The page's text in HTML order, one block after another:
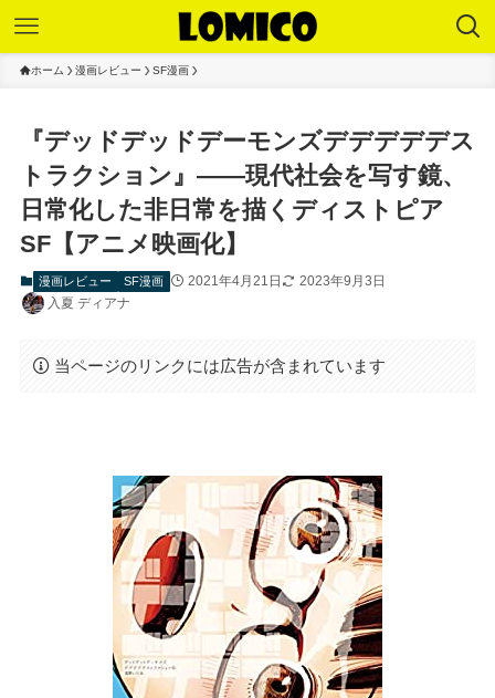
ホーム 漫画レビュー SF漫画
『デッドデッドデーモンズデデデデデス
トラクション』——現代社会を写す鏡、
日常化した非日常を描くディストピア
SF【アニメ映画化】
漫画レビュー SF漫画 2021年4月21日
2023年9月3日
入夏 ディアナ
当ページのリンクには広告が含まれています